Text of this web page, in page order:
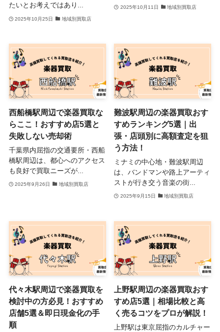
たいとお考えではあり...
2025年10月25日 地域別買取店
2025年10月11日 地域別買取店
西船橋駅周辺で楽器買取な
らここ！おすすめ店5選と
失敗しない売却術
千葉県内屈指の交通要所・西船
橋駅周辺は、都心へのアクセス
も良好で買取ニーズが...
2025年9月26日 地域別買取店
難波駅周辺の楽器買取おす
すめランキング5選｜出
張・店頭別に高額査定を狙
う方法！
ミナミの中心地・難波駅周辺
は、バンドマンや路上アーティ
ストが行き交う音楽の街...
2025年9月15日 地域別買取店
代々木駅周辺で楽器買取を
検討中の方必見！おすすめ
店舗5選＆即日現金化の手
順
上野駅周辺の楽器買取おす
すめ店5選｜相場比較と高
く売るコツをプロが解説！
上野駅は東京屈指のカルチャー